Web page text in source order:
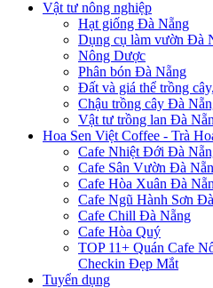
Vật tư nông nghiệp
Hạt giống Đà Nẵng
Dụng cụ làm vườn Đà
Nông Dược
Phân bón Đà Nẵng
Đất và giá thể trồng
Chậu trồng cây Đà
Vật tư trồng lan Đà
Hoa Sen Việt Coffee - Trà
Cafe Nhiệt Đới Đà
Cafe Sân Vườn Đà
Cafe Hòa Xuân Đà
Cafe Ngũ Hành Sơn
Cafe Chill Đà Nẵng
Cafe Hòa Quý
TOP 11+ Quán Cafe
Checkin Đẹp Mắt
Tuyển dụng